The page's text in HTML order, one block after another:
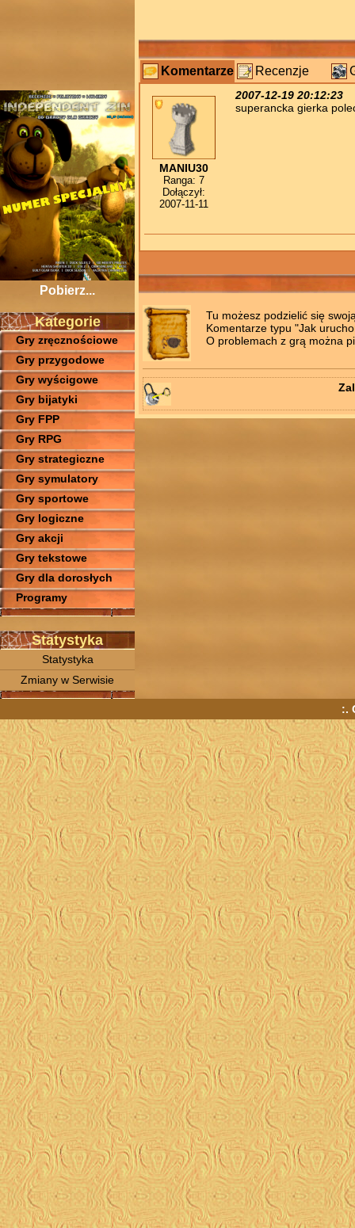
Pobierz...
Kategorie
Gry zręcznościowe
Gry przygodowe
Gry wyścigowe
Gry bijatyki
Gry FPP
Gry RPG
Gry strategiczne
Gry symulatory
Gry sportowe
Gry logiczne
Gry akcji
Gry tekstowe
Gry dla dorosłych
Programy
Statystyka
Statystyka
Zmiany w Serwisie
Komentarze Recenzje
MANIU30
Ranga: 7
Dołączył:
2007-11-11
2007-12-19 20:12:23
superancka gierka
Tu możesz podzielić się
Komentarze typu "Jak
O problemach z grą można
:.